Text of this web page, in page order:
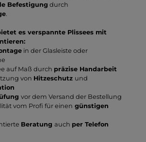
Befestigung durch
.
es verspannte Plissees mit
in der Glasleiste oder
auf Maß durch präzise Handarbeit
von Hitzeschutz und
vor dem Versand der Bestellung
vom Profi für einen günstigen
Beratung auch per Telefon